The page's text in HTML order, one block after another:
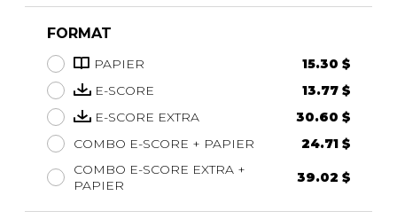
FORMAT
PAPIER
15.30 $
E-SCORE
13.77 $
E-SCORE EXTRA
30.60 $
COMBO E-SCORE + PAPIER
24.71 $
COMBO E-SCORE EXTRA +
PAPIER
39.02 $